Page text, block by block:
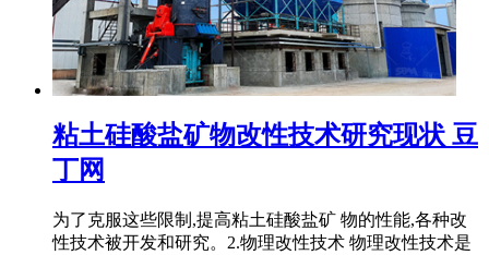
粘土硅酸盐矿物改性技术研究现状 豆
丁网
为了克服这些限制,提高粘土硅酸盐矿 物的性能,各种改
性技术被开发和研究。2.物理改性技术 物理改性技术是